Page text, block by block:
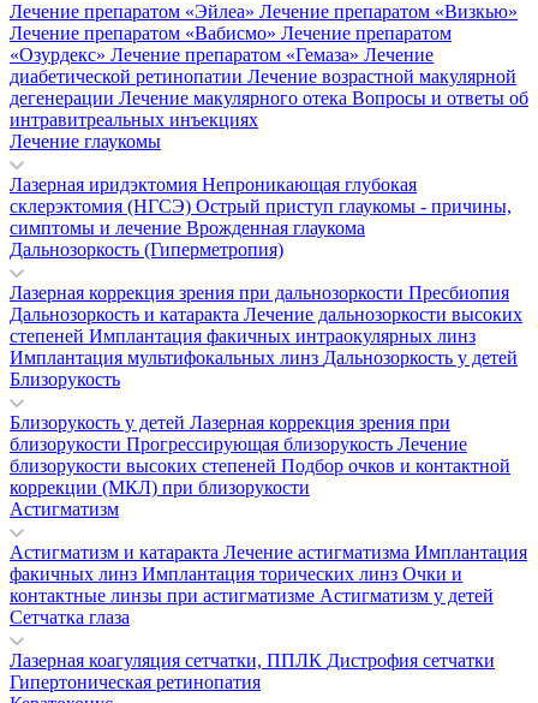
Лечение препаратом «Эйлеа» Лечение препаратом «Визкью»
Лечение препаратом «Вабисмо» Лечение препаратом
«Озурдекс» Лечение препаратом «Гемаза» Лечение
диабетической ретинопатии Лечение возрастной макулярной
дегенерации Лечение макулярного отека Вопросы и ответы об
интравитреальных инъекциях
Лечение глаукомы
Лазерная иридэктомия Непроникающая глубокая
склерэктомия (НГСЭ) Острый приступ глаукомы - причины,
симптомы и лечение Врожденная глаукома
Дальнозоркость (Гиперметропия)
Лазерная коррекция зрения при дальнозоркости Пресбиопия
Дальнозоркость и катаракта Лечение дальнозоркости высоких
степеней Имплантация факичных интраокулярных линз
Имплантация мультифокальных линз Дальнозоркость у детей
Близорукость
Близорукость у детей Лазерная коррекция зрения при
близорукости Прогрессирующая близорукость Лечение
близорукости высоких степеней Подбор очков и контактной
коррекции (МКЛ) при близорукости
Астигматизм
Астигматизм и катаракта Лечение астигматизма Имплантация
факичных линз Имплантация торических линз Очки и
контактные линзы при астигматизме Астигматизм у детей
Сетчатка глаза
Лазерная коагуляция сетчатки, ППЛК Дистрофия сетчатки
Гипертоническая ретинопатия